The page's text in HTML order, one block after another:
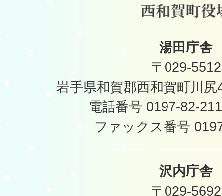
湯田庁舎
〒029-5512
岩手県和賀郡西和賀町川
電話番号 0197-82-
ファックス番号
沢内庁舎
〒029-5692